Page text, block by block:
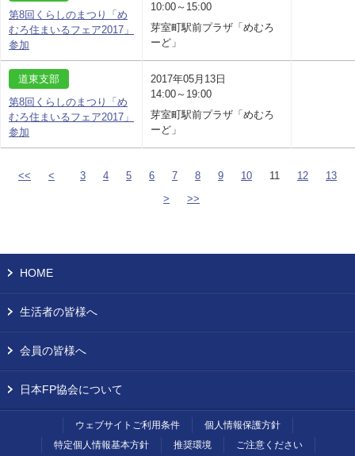
第8回くらしのまつり「め
むろ住まいるフェア2017」
参加
10:00～15:00
芽室町駅前プラザ「めむろ
ーど」
道東支部
第8回くらしのまつり「め
むろ住まいるフェア2017」
参加
2017年05月13日
14:00～19:00
芽室町駅前プラザ「めむろ
ーど」
<< < 3 4 5 6 7 8 9 10 11 12
13
>
>>
HOME
生活者の皆様へ
会員の皆様へ
日本FP協会について
ウェブサイトご利用条件
個人情報保護方針
特定個人情報基本方針
推奨環境 ご注意ください